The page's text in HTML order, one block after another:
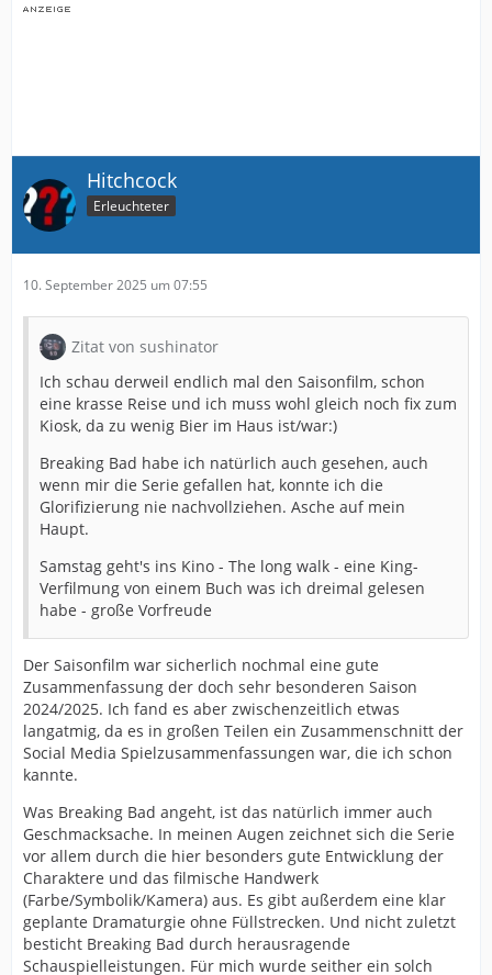
Hitchcock
Erleuchteter
10. September 2025 um 07:55
Zitat von sushinator
Ich schau derweil endlich mal den Saisonfilm, schon
eine krasse Reise und ich muss wohl gleich noch fix zum
Kiosk, da zu wenig Bier im Haus ist/war:)
Breaking Bad habe ich natürlich auch gesehen, auch
wenn mir die Serie gefallen hat, konnte ich die
Glorifizierung nie nachvollziehen. Asche auf mein
Haupt.
Samstag geht's ins Kino - The long walk - eine King-
Verfilmung von einem Buch was ich dreimal gelesen
habe - große Vorfreude
Der Saisonfilm war sicherlich nochmal eine gute
Zusammenfassung der doch sehr besonderen Saison
2024/2025. Ich fand es aber zwischenzeitlich etwas
langatmig, da es in großen Teilen ein Zusammenschnitt der
Social Media Spielzusammenfassungen war, die ich schon
kannte.
Was Breaking Bad angeht, ist das natürlich immer auch
Geschmacksache. In meinen Augen zeichnet sich die Serie
vor allem durch die hier besonders gute Entwicklung der
Charaktere und das filmische Handwerk
(Farbe/Symbolik/Kamera) aus. Es gibt außerdem eine klar
geplante Dramaturgie ohne Füllstrecken. Und nicht zuletzt
besticht Breaking Bad durch herausragende
Schauspielleistungen. Für mich wurde seither ein solch